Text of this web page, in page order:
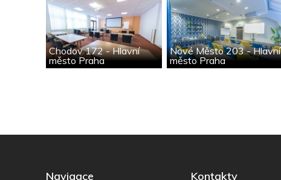
Chodov 172 - Hlavní
město Praha
Nové Město 203 - Hlavní
město Praha
Navigace Kontakty